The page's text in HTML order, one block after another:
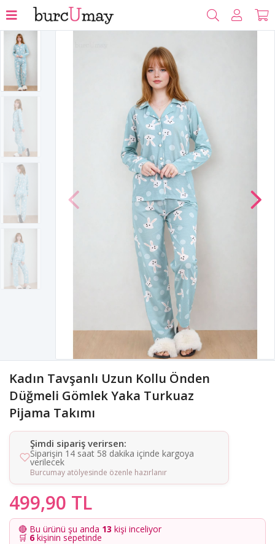
Kadın Tavşanlı Uzun Kollu Önden
Düğmeli Gömlek Yaka Turkuaz
Pijama Takımı
Şimdi sipariş verirsen:
Siparişin 14 saat 58 dakika içinde kargoya
verilecek
Burcumay atölyesinde özenle hazırlanır
499,90 TL
🔴 Bu ürünü şu anda 13 kişi inceliyor
🛒 6kişinin sepetinde